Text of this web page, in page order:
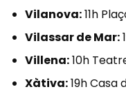
Vilanova:11h
Vilassar de Mar:
Villena:10h
Xàtiva:19h Casa